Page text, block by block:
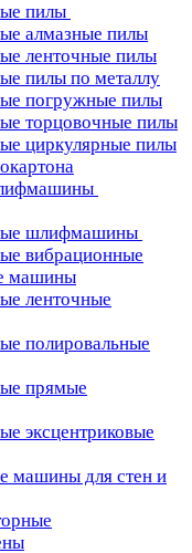
пилы
алмазные пилы
ленточные пилы
пилы по металлу
погружные пилы
торцовочные пилы
циркулярные пилы
шлифмашины
вибрационные
машины
ленточные
полировальные
прямые
эксцентриковые
машины для стен и